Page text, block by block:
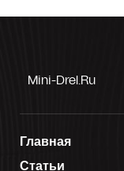
Mini-Drel.ru
Главная
Статьи